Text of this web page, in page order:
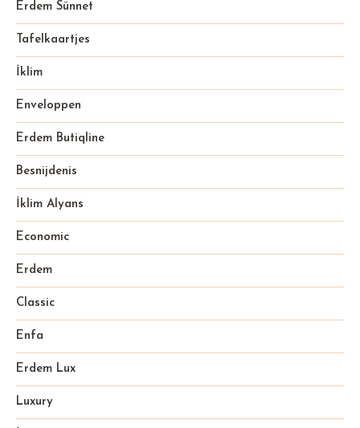
Erdem Sünnet
Tafelkaartjes
İklim
Enveloppen
Erdem Butiqline
Besnijdenis
İklim Alyans
Economic
Erdem
Classic
Enfa
Erdem Lux
Luxury